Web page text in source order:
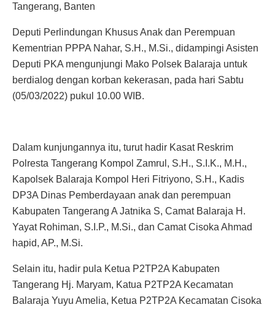
Tangerang, Banten
Deputi Perlindungan Khusus Anak dan Perempuan
Kementrian PPPA Nahar, S.H., M.Si., didampingi Asisten
Deputi PKA mengunjungi Mako Polsek Balaraja untuk
berdialog dengan korban kekerasan, pada hari Sabtu
(05/03/2022) pukul 10.00 WIB.
Dalam kunjungannya itu, turut hadir Kasat Reskrim
Polresta Tangerang Kompol Zamrul, S.H., S.I.K., M.H.,
Kapolsek Balaraja Kompol Heri Fitriyono, S.H., Kadis
DP3A Dinas Pemberdayaan anak dan perempuan
Kabupaten Tangerang A Jatnika S, Camat Balaraja H.
Yayat Rohiman, S.I.P., M.Si., dan Camat Cisoka Ahmad
hapid, AP., M.Si.
Selain itu, hadir pula Ketua P2TP2A Kabupaten
Tangerang Hj. Maryam, Katua P2TP2A Kecamatan
Balaraja Yuyu Amelia, Ketua P2TP2A Kecamatan Cisoka